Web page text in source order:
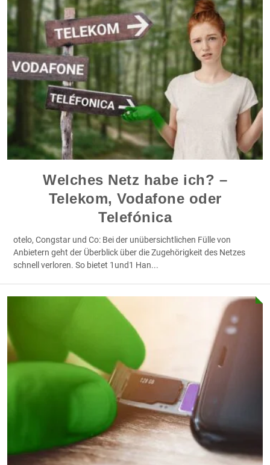
Welches Netz habe ich? –
Telekom, Vodafone oder
Telefónica
otelo, Congstar und Co: Bei der unübersichtlichen Fülle von
Anbietern geht der Überblick über die Zugehörigkeit des Netzes
schnell verloren. So bietet 1und1 Han...